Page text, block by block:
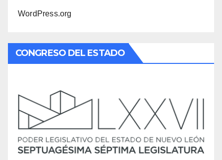
WordPress.org
CONGRESO DEL ESTADO